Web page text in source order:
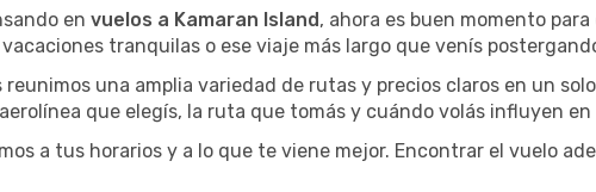
en vuelos a Kamaran Island, ahora es buen momento
tranquilas o ese viaje más largo que venís
reunimos una amplia variedad de rutas y precios claros en un
que elegís, la ruta que tomás y cuándo volás influyen
a tus horarios y a lo que te viene mejor. Encontrar el vuelo